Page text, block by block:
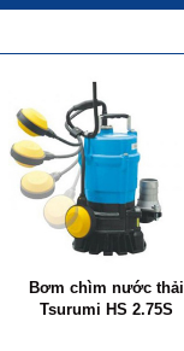
Bơm chìm nước thải
Tsurumi HS 2.75S